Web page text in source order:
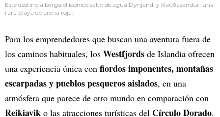
Este destino alberga el icónico salto de agua Dynjandi y Rauðasandur, una
rara playa de arena roja.
Para los emprendedores que buscan una aventura fuera de
los caminos habituales, los Westfjords de Islandia ofrecen
una experiencia única con fiordos imponentes, montañas
escarpadas y pueblos pesqueros aislados, en una
atmósfera que parece de otro mundo en comparación con
Reikiavik o las atracciones turísticas del Círculo Dorado.